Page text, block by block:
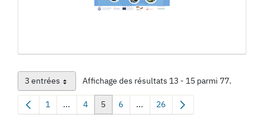
3 entréesPar page Affichage des résultats 13 - 15 parmi 77.
Page
1 ...Pages intermédiaires Utilisez TAB pour naviguer.
Page
4 Page
5 Page
6 ...Pages intermédiaires Utilisez
Page
26